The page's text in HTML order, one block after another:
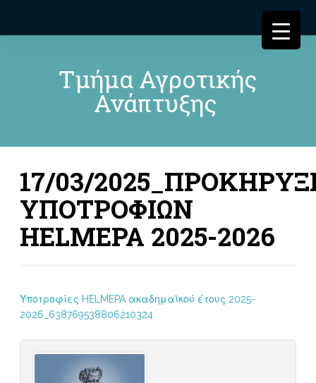
Τμήμα Αγροτικής
Ανάπτυξης
17/03/
ΥΠΟΤΡΟΦΙΩΝ
HELMEPA 2025-2026
Υποτροφίες HELMEPA ακαδημαϊκού έτους 2025-
2026_638769538806210324